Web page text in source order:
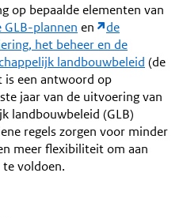
op bepaalde elementen van
plannen en
de
het beheer en de
landbouwbeleid (de
is een antwoord op
jaar van de uitvoering van
landbouwbeleid (GLB)
regels zorgen voor minder
meer flexibiliteit om aan
voldoen.